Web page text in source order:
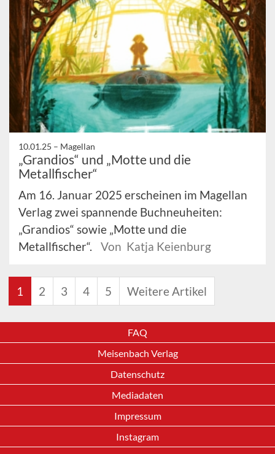
10.01.25 – Magellan
„Grandios“ und „Motte und die
Metallfischer“
Am 16. Januar 2025 erscheinen im Magellan
Verlag zwei spannende Buchneuheiten:
„Grandios“ sowie „Motte und die
Metallfischer“.
Von Katja Keienburg
1 2 3 4 5 Weitere Artikel
FAQ
Meisenbach Verlag
Datenschutz
Mediadaten
Impressum
Instagram